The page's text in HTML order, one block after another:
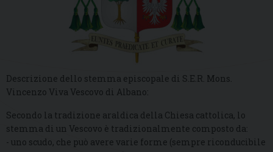
Descrizione dello stemma episcopale di S.E.R. Mons.
Vincenzo Viva Vescovo di Albano:
Secondo la tradizione araldica della Chiesa cattolica, lo
stemma di un Vescovo è tradizionalmente composto da:
- uno scudo, che può avere varie forme (sempre riconducibile